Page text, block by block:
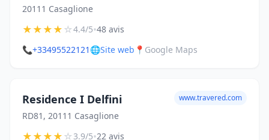
20111 Casaglione
★★★★☆4.4/5•48 avis
📞+33495522121 🌐Site web 📍 Google Maps
Residence I Delfini
RD81, 20111 Casaglione
www.travered.com
★★★★☆3.9/5•22 avis